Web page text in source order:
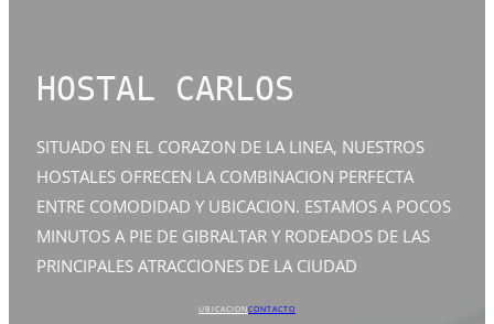
HOSTAL CARLOS
SITUADO EN EL CORAZON DE LA LINEA, NUESTROS
HOSTALES OFRECEN LA COMBINACION PERFECTA
ENTRE COMODIDAD Y UBICACION. ESTAMOS A POCOS
MINUTOS A PIE DE GIBRALTAR Y RODEADOS DE LAS
PRINCIPALES ATRACCIONES DE LA CIUDAD
UBICACIONCONTACTO